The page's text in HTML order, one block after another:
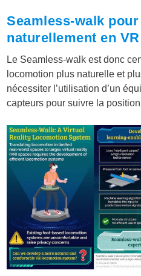
Seamless-walk
naturellement en VR
Le Seamless-walk est donc
locomotion plus naturelle et
nécessiter l’utilisation d’un
capteurs pour suivre la